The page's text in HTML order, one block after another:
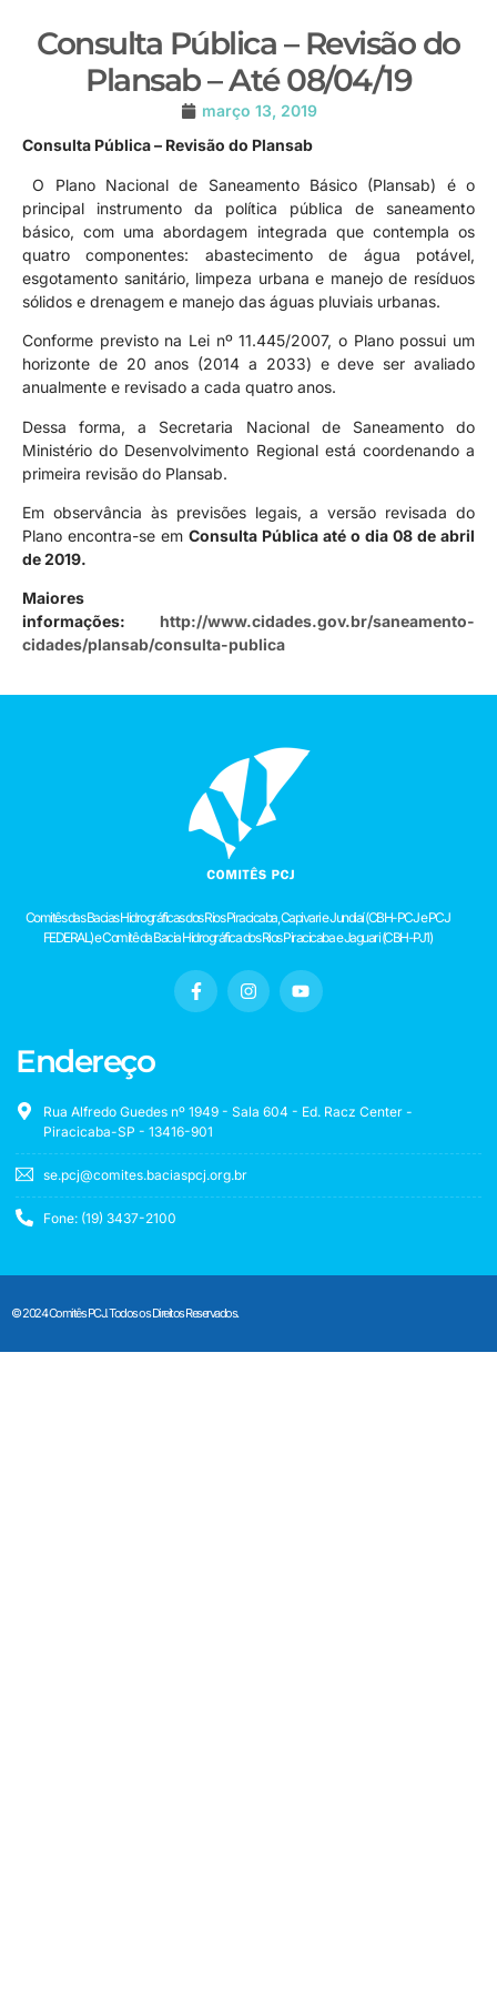
Consulta Pública – Revisão do
Plansab – Até 08/04/19
março 13, 2019
Consulta Pública – Revisão do Plansab
O Plano Nacional de Saneamento Básico (Plansab) é o
principal instrumento da política pública de saneamento
básico, com uma abordagem integrada que contempla os
quatro componentes: abastecimento de água potável,
esgotamento sanitário, limpeza urbana e manejo de resíduos
sólidos e drenagem e manejo das águas pluviais urbanas.
Conforme previsto na Lei nº 11.445/2007, o Plano possui um
horizonte de 20 anos (2014 a 2033) e deve ser avaliado
anualmente e revisado a cada quatro anos.
Dessa forma, a Secretaria Nacional de Saneamento do
Ministério do Desenvolvimento Regional está coordenando a
primeira revisão do Plansab.
Em observância às previsões legais, a versão revisada do
Plano encontra-se em Consulta Pública até o dia 08 de abril
de 2019.
Maiores
informações: http://www.cidades.gov.br/saneamento-
cidades/plansab/consulta-publica
Comitês das Bacias Hidrográficas dos Rios Piracicaba, Capivari e Jundiaí (CBH-PCJ e PCJ
FEDERAL) e Comitê da Bacia Hidrográfica dos Rios Piracicaba e Jaguari (CBH-PJ1)
Endereço
Rua Alfredo Guedes nº 1949 - Sala 604 - Ed. Racz Center -
Piracicaba-SP - 13416-901
se.pcj@comites.baciaspcj.org.br
Fone: (19) 3437-2100
© 2024 Comitês PCJ. Todos os Direitos Reservados.